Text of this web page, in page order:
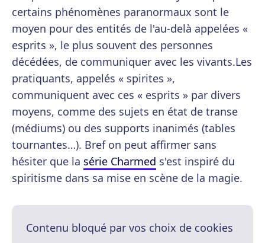
certains phénomènes paranormaux sont le
moyen pour des entités de l'au-delà appelées «
esprits », le plus souvent des personnes
décédées, de communiquer avec les vivants.Les
pratiquants, appelés « spirites »,
communiquent avec ces « esprits » par divers
moyens, comme des sujets en état de transe
(médiums) ou des supports inanimés (tables
tournantes…). Bref on peut affirmer sans
hésiter que la série Charmed s'est inspiré du
spiritisme dans sa mise en scène de la magie.
Contenu bloqué par vos choix de cookies